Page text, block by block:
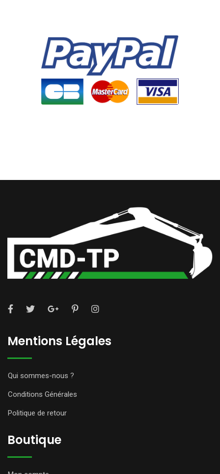
Mentions Légales
Qui sommes-nous ?
Conditions Générales
Politique de retour
Boutique